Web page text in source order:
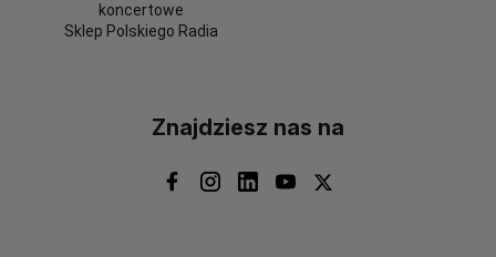
koncertowe
Sklep Polskiego Radia
Znajdziesz nas na